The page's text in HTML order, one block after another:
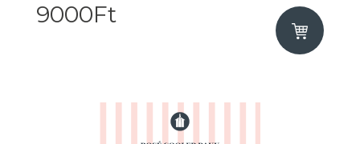
9000Ft